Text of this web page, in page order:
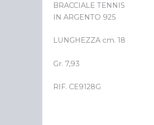
BRACCIALE TENNIS
IN ARGENTO 925
LUNGHEZZA cm. 18
Gr. 7,93
RIF. CE9128G